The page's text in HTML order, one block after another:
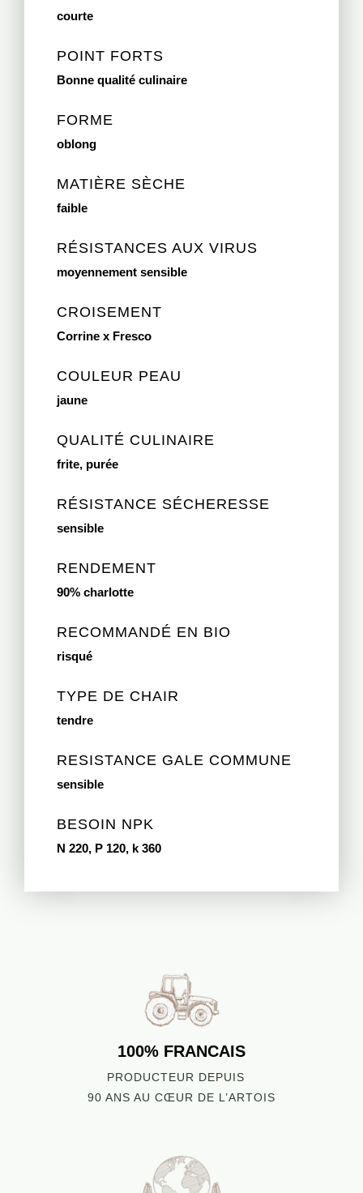
courte
POINT FORTS
Bonne qualité culinaire
FORME
oblong
MATIÈRE SÈCHE
faible
RÉSISTANCES AUX VIRUS
moyennement sensible
CROISEMENT
Corrine x Fresco
COULEUR PEAU
jaune
QUALITÉ CULINAIRE
frite, purée
RÉSISTANCE SÉCHERESSE
sensible
RENDEMENT
90% charlotte
RECOMMANDÉ EN BIO
risqué
TYPE DE CHAIR
tendre
RESISTANCE GALE COMMUNE
sensible
BESOIN NPK
N 220, P 120, k 360
100% FRANCAIS
PRODUCTEUR DEPUIS
90 ANS AU CŒUR DE L’ARTOIS